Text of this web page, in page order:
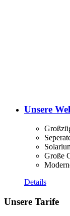
Unsere
Große
Details
Unsere Tarife